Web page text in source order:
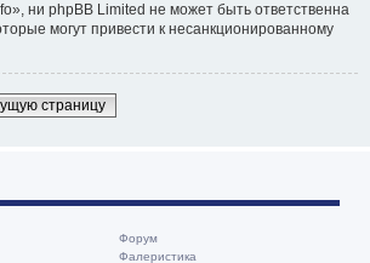
ни phpBB Limited не может быть ответственна
могут привести к несанкционированному
страницу
Форум
Фалеристика